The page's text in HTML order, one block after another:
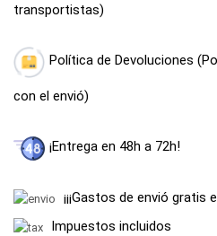
transportistas)
Política de Devoluciones
con el envió)
¡Entrega en 48h a 72h!
¡¡¡Gastos de envió
Impuestos incluidos